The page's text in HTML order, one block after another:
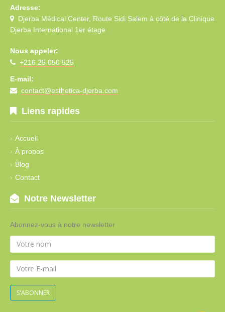
Adresse:
Djerba Médical Center, Route Sidi Salem à côté de la Clinique
Djerba International 1er étage
Nous appeler:
+216 25 050 525
E-mail:
contact@esthetica-djerba.com
Liens rapides
Accueil
À propos
Blog
Contact
Notre Newsletter
Abonnez-vous à notre newsletter
S'ABONNER